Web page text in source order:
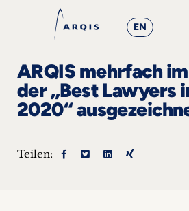
EN
Fokusgruppen
+
ARQIS mehrfach
der „Best Lawyers
2020“
Teilen: